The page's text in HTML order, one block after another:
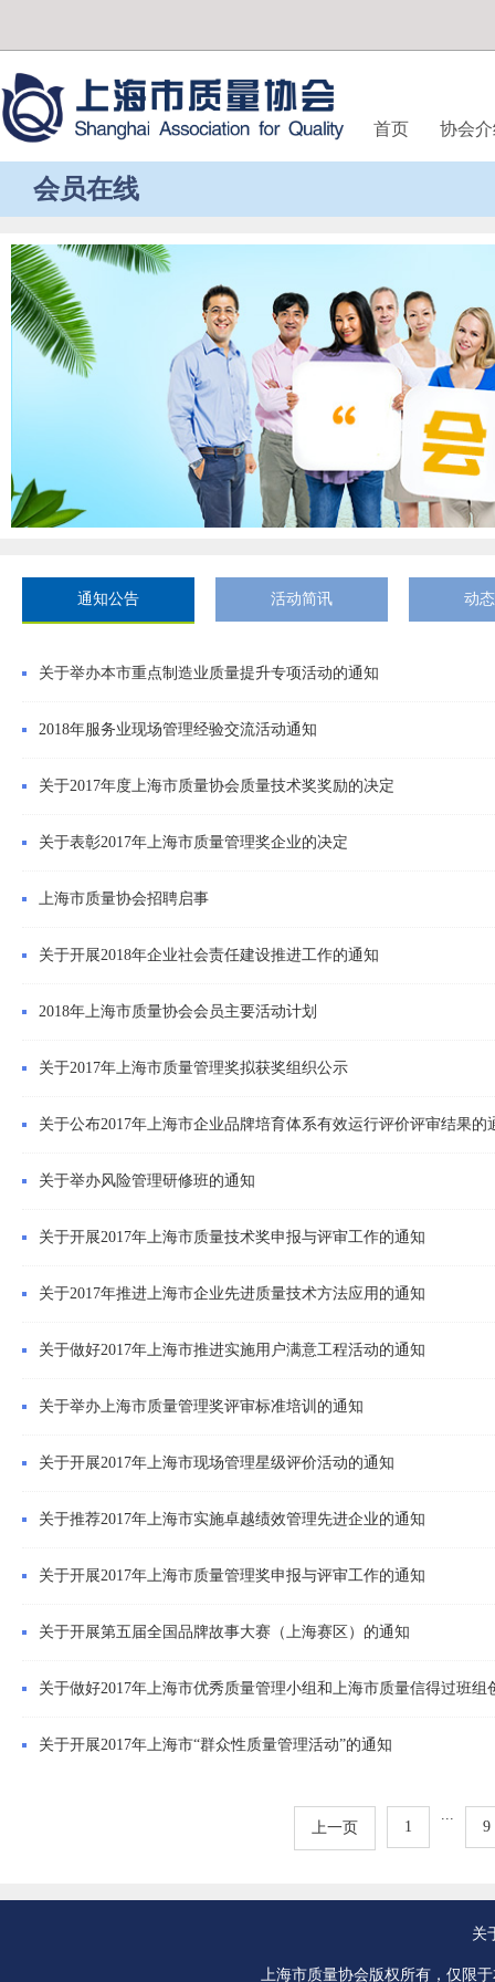
首页 协会
会员在线
通知公告 活动简讯 动
关于举办本市重点制造业质量提升专项活动的通知
2018年服务业现场管理经验交流活动通知
关于2017年度上海市质量协会质量技术奖奖励的决定
关于表彰2017年上海市质量管理奖企业的决定
上海市质量协会招聘启事
关于开展2018年企业社会责任建设推进工作的通知
2018年上海市质量协会会员主要活动计划
关于2017年上海市质量管理奖拟获奖组织公示
关于公布2017年上海市企业品牌培育体系有效运行评价评审结果的
关于举办风险管理研修班的通知
关于开展2017年上海市质量技术奖申报与评审工作的通知
关于2017年推进上海市企业先进质量技术方法应用的通知
关于做好2017年上海市推进实施用户满意工程活动的通知
关于举办上海市质量管理奖评审标准培训的通知
关于开展2017年上海市现场管理星级评价活动的通知
关于推荐2017年上海市实施卓越绩效管理先进企业的通知
关于开展2017年上海市质量管理奖申报与评审工作的通知
关于开展第五届全国品牌故事大赛（上海赛区）的通知
关于做好2017年上海市优秀质量管理小组和上海市质量信得过班组
关于开展2017年上海市“群众性质量管理活动”的通知
上一页 1
...
9
关
上海市质量协会版权所有，仅限